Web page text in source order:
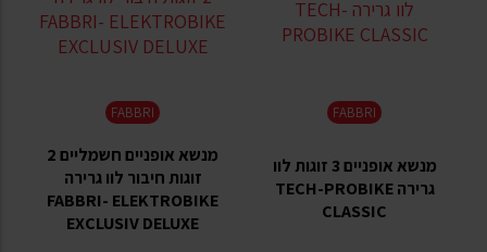
FABBRI
מנשא אופניים 3 זוגות לוו
גרירה TECH-PROBIKE
CLASSIC
FABBRI
מנשא אופניים חשמליים 2
זוגות חיבור לוו גרירה
FABBRI- ELEKTROBIKE
EXCLUSIV DELUXE